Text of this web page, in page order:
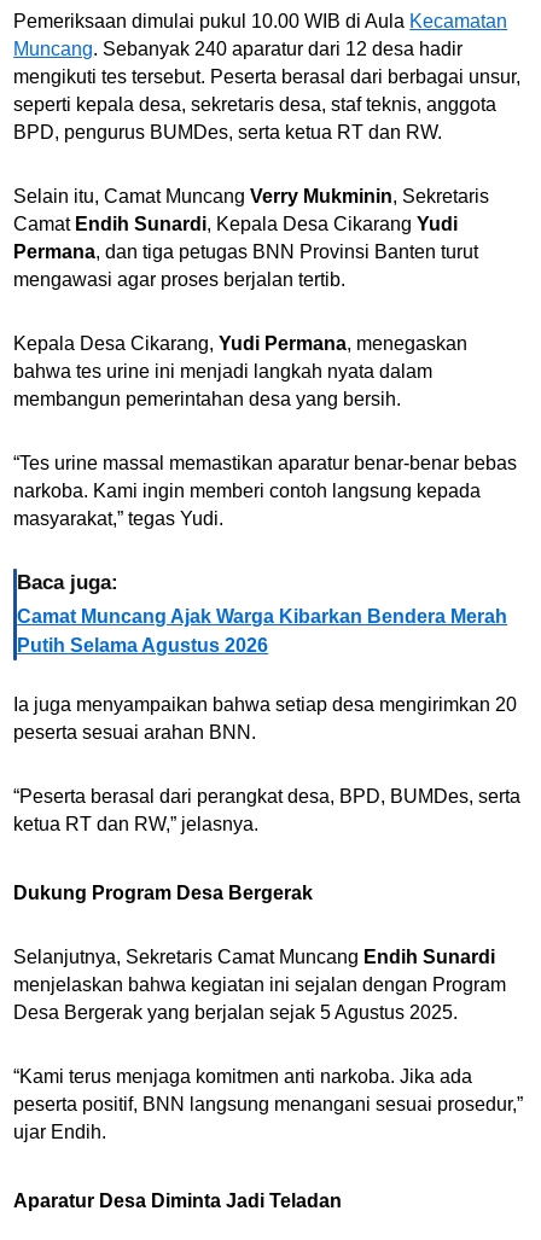
Pemeriksaan dimulai pukul 10.00 WIB di Aula Kecamatan
Muncang. Sebanyak 240 aparatur dari 12 desa hadir
mengikuti tes tersebut. Peserta berasal dari berbagai unsur,
seperti kepala desa, sekretaris desa, staf teknis, anggota
BPD, pengurus BUMDes, serta ketua RT dan RW.
Selain itu, Camat MuncangVerry Mukminin, Sekretaris
Camat Endih Sunardi, Kepala Desa CikarangYudi
Permana, dan tiga petugas BNN Provinsi Banten turut
mengawasi agar proses berjalan tertib.
Kepala Desa Cikarang,Yudi Permana, menegaskan
bahwa tes urine ini menjadi langkah nyata dalam
membangun pemerintahan desa yang bersih.
“Tes urine massal memastikan aparatur benar-benar bebas
narkoba. Kami ingin memberi contoh langsung kepada
masyarakat,” tegas Yudi.
Baca juga:
Camat Muncang Ajak Warga Kibarkan Bendera Merah
Putih Selama Agustus 2026
Ia juga menyampaikan bahwa setiap desa mengirimkan 20
peserta sesuai arahan BNN.
“Peserta berasal dari perangkat desa, BPD, BUMDes, serta
ketua RT dan RW,” jelasnya.
Dukung Program Desa Bergerak
Selanjutnya, Sekretaris Camat Muncang Endih Sunardi
menjelaskan bahwa kegiatan ini sejalan dengan Program
Desa Bergerak yang berjalan sejak 5 Agustus 2025.
“Kami terus menjaga komitmen anti narkoba. Jika ada
peserta positif, BNN langsung menangani sesuai prosedur,”
ujar Endih.
Aparatur Desa Diminta Jadi Teladan